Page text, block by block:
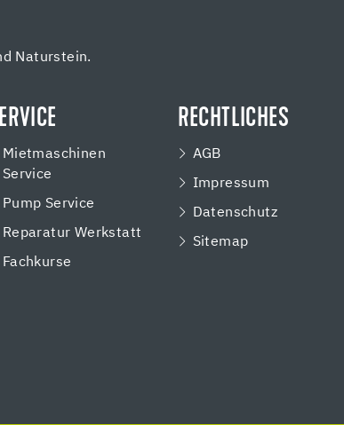
Naturstein.
Mietmaschinen
Service
Pump Service
Reparatur Werkstatt
Fachkurse
RECHTLICHES
AGB
Impressum
Datenschutz
Sitemap